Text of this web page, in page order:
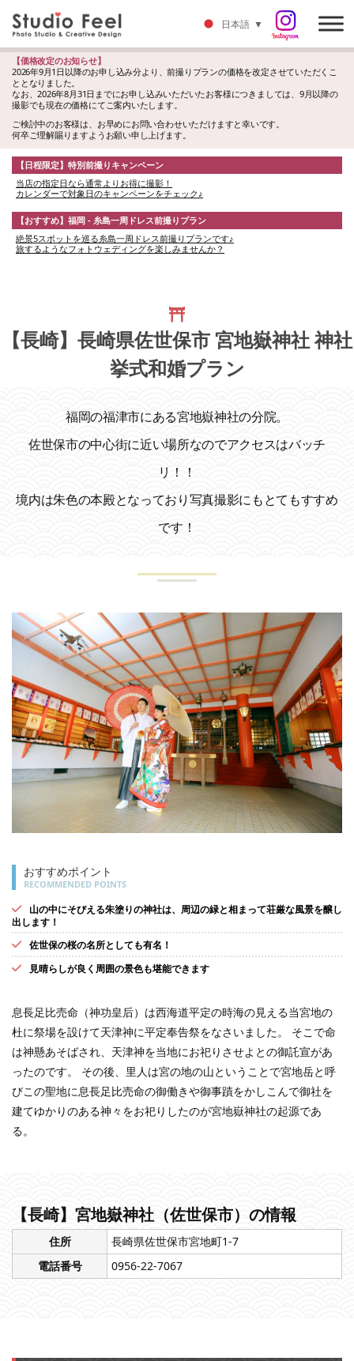
【価格改定のお知らせ】
2026年9月1日以降のお申し込み分より、前撮りプランの価格を改定させていただくこ
ととなりました。
なお、2026年8月31日までにお申し込みいただいたお客様につきましては、9月以降の
撮影でも現在の価格にてご案内いたします。
ご検討中のお客様は、お早めにお問い合わせいただけますと幸いです。
何卒ご理解賜りますようお願い申し上げます。
【日程限定】特別前撮りキャンペーン
当店の指定日なら通常よりお得に撮影！
カレンダーで対象日のキャンペーンをチェック♪
【おすすめ】福岡 - 糸島一周ドレス前撮りプラン
絶景5スポットを巡る糸島一周ドレス前撮りプランです♪
旅するようなフォトウェディングを楽しみませんか？
【長崎】長崎県佐世保市 宮地嶽神社 神社
挙式和婚プラン
福岡の福津市にある宮地嶽神社の分院。
佐世保市の中心街に近い場所なのでアクセスはバッチ
リ！！
境内は朱色の本殿となっており写真撮影にもとてもすすめ
です！
おすすめポイント
RECOMMENDED POINTS
山の中にそびえる朱塗りの神社は、周辺の緑と相まって荘厳な風景を醸し
出します！
佐世保の桜の名所としても有名！
見晴らしが良く周囲の景色も堪能できます
息長足比売命（神功皇后）は西海道平定の時海の見える当宮地の
杜に祭場を設けて天津神に平定奉告祭をなさいました。 そこで命
は神懸あそばされ、天津神を当地にお祀りさせよとの御託宣があ
ったのです。 その後、里人は宮の地の山ということで宮地岳と呼
びこの聖地に息長足比売命の御働きや御事蹟をかしこんで御社を
建てゆかりのある神々をお祀りしたのが宮地嶽神社の起源であ
る。
【長崎】宮地嶽神社（佐世保市）の情報
住所
長崎県佐世保市宮地町1-7
電話番号
0956-22-7067
日本語 ▼